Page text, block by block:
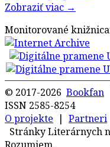
Zobraziť viac →
Monitorované
© 2017-2026 Bookfan
ISSN 2585-8254
O projekte | Partneri
Stránky Literárnych